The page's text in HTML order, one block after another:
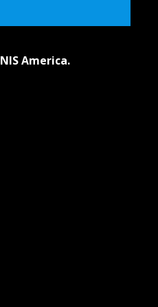
NIS America.